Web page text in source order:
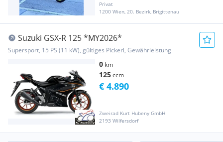
Privat
1200 Wien, 20. Bezirk, Brigittenau
Suzuki GSX-R 125 *MY2026*
Supersport, 15 PS (11 kW), gültiges Pickerl, Gewährleistung
0 km
125ccm
Zweirad Kurt Hubeny GmbH
2193 Wilfersdorf
€ 4.890